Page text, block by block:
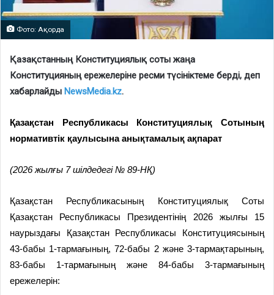
Фото: Ақорда
Қазақстанның Конституциялық соты жаңа
Конституцияның ережелеріне ресми түсініктеме берді, деп
хабарлайды NewsMedia.kz.
Қазақстан Республикасы Конституциялық Сотының
нормативтік қаулысына анықтамалық ақпарат
(2026 жылғы 7 шілдедегі № 89-НҚ)
Қазақстан Республикасының Конституциялық Соты
Қазақстан Республикасы Президентінің 2026 жылғы 15
наурыздағы Қазақстан Республикасы Конституциясының
43-бабы 1-тармағының, 72-бабы 2 және 3-тармақтарының,
83-бабы 1-тармағының және 84-бабы 3-тармағының
ережелерін: